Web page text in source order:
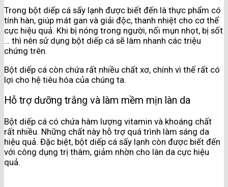
Trong bột diếp cá sấy lạnh được biết đến là thực phẩm có
tính hàn, giúp mát gan và giải độc, thanh nhiệt cho cơ thể
cực hiệu quả. Khi bị nóng trong người, nổi mụn nhọt, bị sốt
… thì nên sử dụng bột diếp cá sẽ làm nhanh các triệu
chứng trên.
Bột diếp cá còn chứa rất nhiều chất xơ, chính vì thế rất có
lợi cho hệ tiêu hóa của chúng ta.
Hỗ trợ dưỡng trắng và làm mềm mịn làn da
Bột diếp cá có chứa hàm lượng vitamin và khoáng chất
rất nhiều. Những chất này hỗ trợ quá trình làm sáng da
hiệu quả. Đặc biệt, bột diếp cá sấy lạnh còn được biết đến
với công dụng trị thâm, giảm nhờn cho làn da cực hiệu
quả.